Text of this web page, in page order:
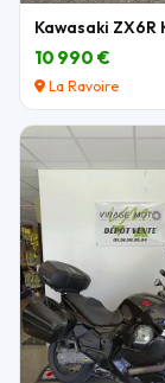
10 990 €
La Ravoire